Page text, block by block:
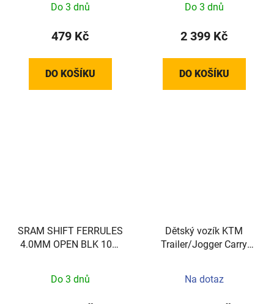
Do 3 dnů
479 Kč
DO KOŠÍKU
Do 3 dnů
2 399 Kč
DO KOŠÍKU
SRAM SHIFT FERRULES
4.0MM OPEN BLK 100-
Do 3 dnů
Dětský vozík KTM
Trailer/Jogger Carry
Na dotaz